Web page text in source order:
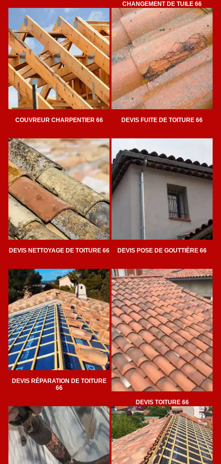
CHANGEMENT DE TUILE 66
COUVREUR CHARPENTIER 66 DEVIS FUITE DE TOITURE 66
DEVIS NETTOYAGE DE TOITURE 66 DEVIS POSE DE GOUTTIÈRE 66
DEVIS RÉPARATION DE TOITURE
66
DEVIS TOITURE 66